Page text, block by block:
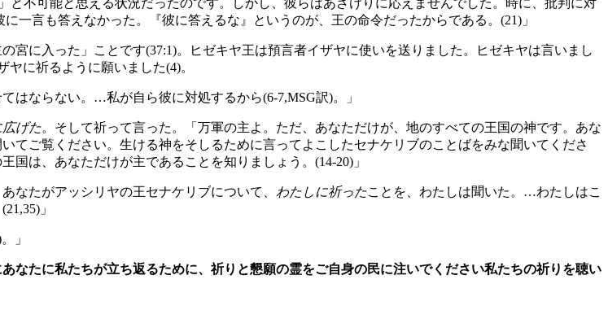
不可能と思える状況だったのです。しかし、彼らはあざけりに応えませんでした。時に、批判に対
一言も答えなかった。『彼に答えるな』というのが、王の命令だったからである。(21)」
宮に入った」ことです(37:1)。ヒゼキヤ王は預言者イザヤに使いを送りました。ヒゼキヤは言いまし
に祈るように願いました(4)。
はならない。…私が自ら彼に対処するから(6-7,MSG訳)。」
広げた。そして祈って言った。「万軍の主よ。ただ、あなただけが、地のすべての王国の神です。あな
てご覧ください。生ける神をそしるために言ってよこしたセナケリブのことばをみな聞いてくださ
は、あなただけが主であることを知りましょう。(14-20)」
なたがアッシリヤの王セナケリブについて、 わたしに祈ったことを、わたしは聞いた。…わたしはこ
」
」
なたに私たちが立ち返るために、祈りと懇願の霊をご自身の民に注いでください私たちの祈りを聴い